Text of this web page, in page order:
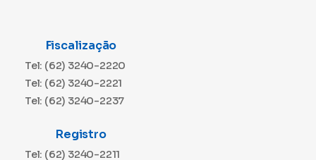
Fiscalização
Tel: (62) 3240-2220
Tel: (62) 3240-2221
Tel: (62) 3240-2237
Registro
Tel: (62) 3240-2211